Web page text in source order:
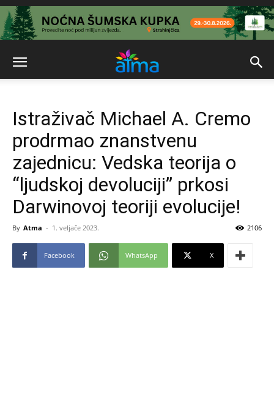
Istraživač Michael A. Cremo
prodrmao znanstvenu
zajednicu: Vedska teorija o
“ljudskoj devoluciji” prkosi
Darwinovoj teoriji evolucije!
By Atma - 1. veljače 2023. 2106
Facebook WhatsApp X